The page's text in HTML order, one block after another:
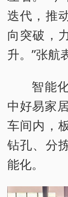
迭代，推
向突破，
升。”张航
智能
中好易家
车间内，
钻孔、分
能化。